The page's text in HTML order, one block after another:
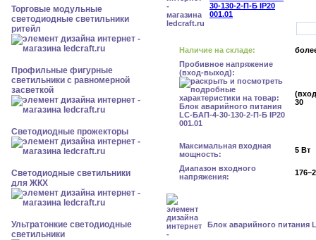
Торговые модульные
светодиодные светильники
ритейл
Профильные фигурные
светильники с равномерной
засветкой
Светодиодные прожекторы
Светодиодные светильники
для ЖКХ
Ультратонкие светодиодные
светильники
Наличие на складе:
Пробивное напряжение
(вход-выход):
30
Максимальная входная
мощность:
5 Вт
Диапазон входного
напряжения:
Блок аварийного питания